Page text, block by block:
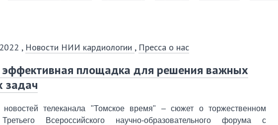
, Новости НИИ кардиологии , Пресса о нас
площадка для решения важных
задач
телеканала "Томское время" – сюжет о торжественном
Третьего Всероссийского научно-образовательного форума с
март
январь
март
февраль